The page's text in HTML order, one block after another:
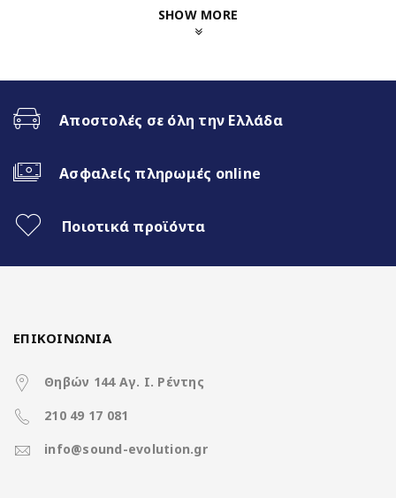
1280*720 HD Antireflection
8Core@1.8GHz | 4+64GB
WiFi Built-in
Fast Boot 1 sec
Ασύρματο CarPlay & Ασύρματο
7 Color Button LED
Χαρακτηριστικά
SHOW MORE
Αποστολές σε όλη την Ελλάδα
Ασφαλείς πληρωμές online
Ποιοτικά προϊόντα
ΕΠΙΚΟΙΝΩΝΙΑ
Θηβών 144 Αγ. Ι. Ρέντης
210 49 17 081
info@sound-evolution.gr